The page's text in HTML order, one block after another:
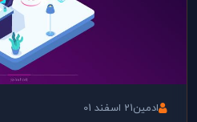
ادمین21 اسفند 01